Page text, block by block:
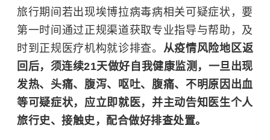
旅行期间若出现埃博拉病毒病相关可疑症状，要
第一时间通过正规渠道获取专业指导与帮助，及
时到正规医疗机构就诊排查。 从疫情风险地区返
回后，须连续21天做好自我健康监测，一旦出现
发热、头痛、腹泻、呕吐、腹痛、不明原因出血
等可疑症状，应立即就医，并主动告知医生个人
旅行史、接触史，配合做好排查处置。